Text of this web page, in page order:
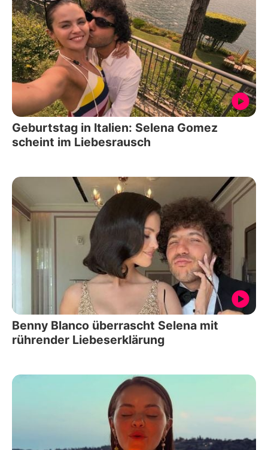
Geburtstag in Italien: Selena Gomez
scheint im Liebesrausch
Benny Blanco überrascht Selena mit
rührender Liebeserklärung